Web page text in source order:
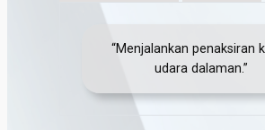
“Menjalankan penaksiran
udara dalaman.”